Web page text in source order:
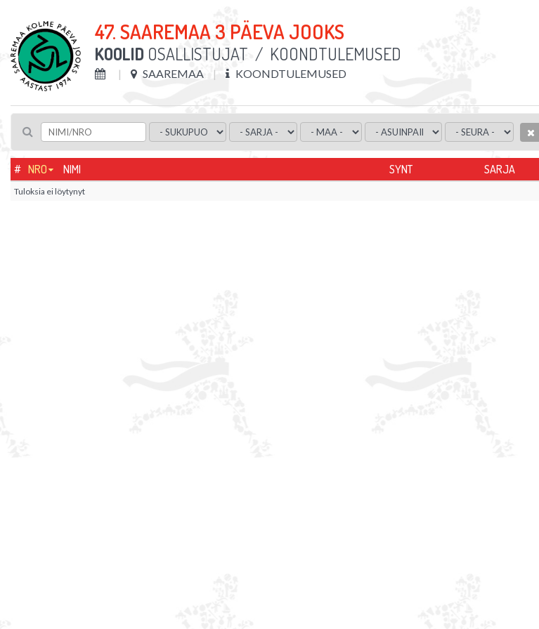
47. SAAREMAA 3 PÄEVA JOOKS
KOOLID OSALLISTUJAT / KOONDTULEMUSED
SAAREMAA KOONDTULEMUSED
# NRO NIMI SYNT SARJA
Tuloksia ei löytynyt